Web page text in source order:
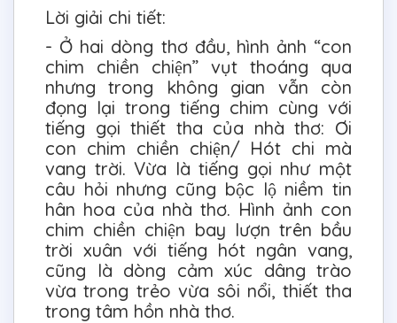
Lời giải chi tiết:
- Ở hai dòng thơ đầu, hình ảnh “con
chim chiền chiện” vụt thoáng qua
nhưng trong không gian vẫn còn
đọng lại trong tiếng chim cùng với
tiếng gọi thiết tha của nhà thơ: Ơi
con chim chiền chiện/ Hót chi mà
vang trời. Vừa là tiếng gọi như một
câu hỏi nhưng cũng bộc lộ niềm tin
hân hoa của nhà thơ. Hình ảnh con
chim chiền chiện bay lượn trên bầu
trời xuân với tiếng hót ngân vang,
cũng là dòng cảm xúc dâng trào
vừa trong trẻo vừa sôi nổi, thiết tha
trong tâm hồn nhà thơ.